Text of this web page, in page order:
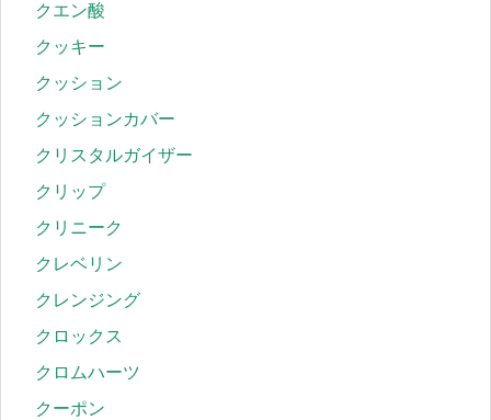
クエン酸
クッキー
クッション
クッションカバー
クリスタルガイザー
クリップ
クリニーク
クレベリン
クレンジング
クロックス
クロムハーツ
クーポン